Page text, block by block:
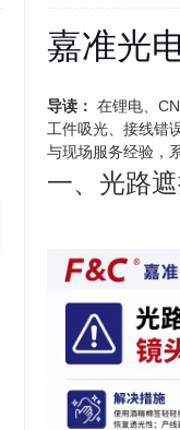
嘉准光
导读： 在锂电、
工件吸光、接线错
与现场服务经验，
一、光路